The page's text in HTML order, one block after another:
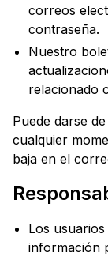
correos
contraseña.
Nuestro
relacionado
Puede darse
cualquier
baja en el
Los
información